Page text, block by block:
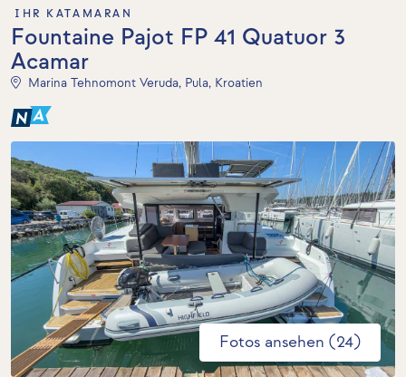
IHR KATAMARAN
Fountaine Pajot FP 41 Quatuor 3
Acamar
Marina Tehnomont Veruda, Pula, Kroatien
Fotos ansehen (24)